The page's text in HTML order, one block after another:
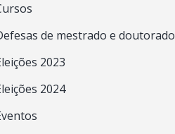
de mestrado e doutorado
2023
2024